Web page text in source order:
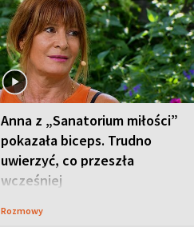
Anna z „Sanatorium miłości”
pokazała biceps. Trudno
uwierzyć, co przeszła
wcześniej
Rozmowy